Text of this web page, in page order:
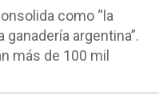
como “la
argentina”.
más de 100 mil